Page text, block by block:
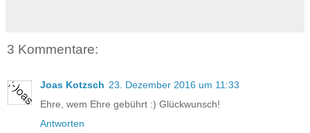
3 Kommentare:
Joas Kotzsch 23. Dezember 2016 um 11:33
Ehre, wem Ehre gebührt :) Glückwunsch!
Antworten